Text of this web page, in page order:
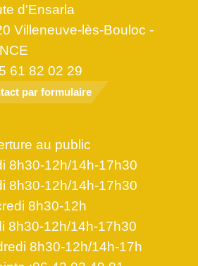
d'Ensarla
Villeneuve-lès-Bouloc -
61 82 02 29
par formulaire
au public
8h30-12h/14h-17h30
8h30-12h/14h-17h30
8h30-12h
8h30-12h/14h-17h30
8h30-12h/14h-17h